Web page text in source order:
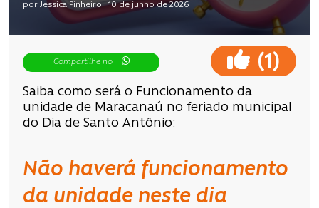
por Jessica Pinheiro | 10 de junho de 2026
Compartilhe no (1)
Saiba como será o Funcionamento da
unidade de Maracanaú no feriado municipal
do Dia de Santo Antônio:
Não haverá funcionamento
da unidade neste dia